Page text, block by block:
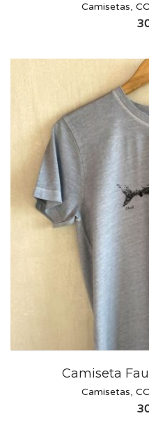
Camisetas,
Camiseta
Camisetas,